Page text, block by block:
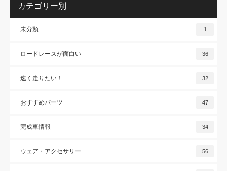
カテゴリー別
未分類 1
ロードレースが面白い 36
速く走りたい！ 32
おすすめパーツ 47
完成車情報 34
ウェア・アクセサリー 56